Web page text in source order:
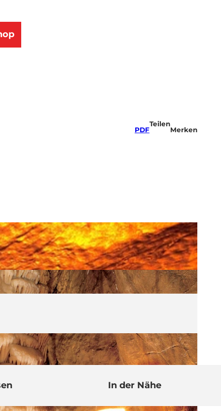
PDF
Teilen
Merken
In der Nähe